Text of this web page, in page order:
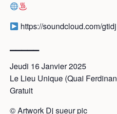
https://soundcloud.com/gtidj
Jeudi 16 Janvier 2025
Le Lieu Unique (Quai
Gratuit
©️ Artwork Dj sueur pic